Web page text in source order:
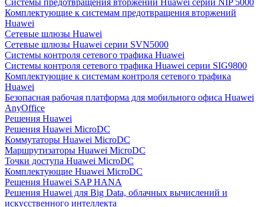
Системы предотвращения вторжений Huawei серии NIP 5000
Комплектующие к системам предотвращения вторжений
Huawei
Сетевые шлюзы Huawei
Сетевые шлюзы Huawei серии SVN5000
Системы контроля сетевого трафика Huawei
Системы контроля сетевого трафика Huawei серии SIG9800
Комплектующие к системам контроля сетевого трафика
Huawei
Безопасная рабочая платформа для мобильного офиса Huawei
AnyOffice
Решения Huawei
Решения Huawei MicroDC
Коммутаторы Huawei MicroDC
Маршрутизаторы Huawei MicroDC
Точки доступа Huawei MicroDC
Комплектующие Huawei MicroDC
Решения Huawei SAP HANA
Решения Huawei для Big Data, облачных вычислений и
искусственного интеллекта